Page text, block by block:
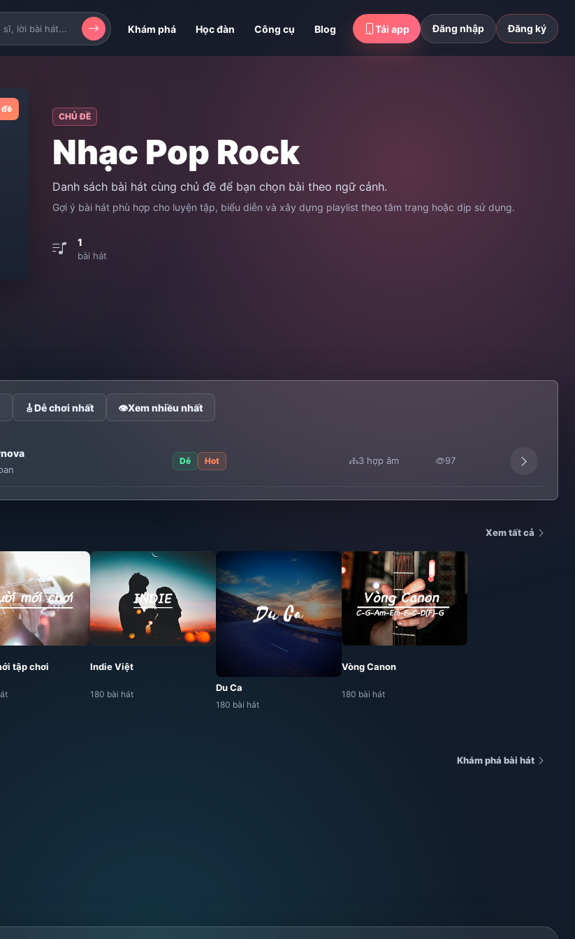
Khám phá Học đàn Công cụ Blog Tải app Đăng nhập Đăng ký
CHỦ ĐỀ
Nhạc Pop Rock
Danh sách bài hát cùng chủ đề để bạn chọn bài theo ngữ cảnh.
Gợi ý bài hát phù hợp cho luyện tập, biểu diễn và xây dựng playlist theo tâm trạng hoặc dịp sử dụng.
1
bài hát
🎸Dễ chơi nhất 👁Xem nhiều nhất
Dễ Hot 3 hợp âm 97
Xem tất cả
tập chơi Indie Việt
180 bài hát
Du Ca
180 bài hát
Vòng Canon
180 bài hát
Khám phá bài hát